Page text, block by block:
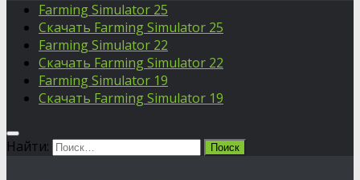
Farming Simulator 25
Скачать Farming Simulator 25
Farming Simulator 22
Скачать Farming Simulator 22
Farming Simulator 19
Скачать Farming Simulator 19
Найти: